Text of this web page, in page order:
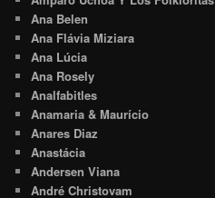
Ana Belen
Ana Flávia Miziara
Ana Lúcia
Ana Rosely
Analfabitles
Anamaria & Maurício
Anares Diaz
Anastácia
Andersen Viana
André Christovam